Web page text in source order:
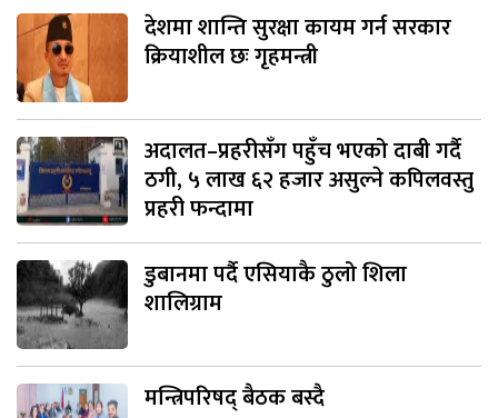
देशमा शान्ति सुरक्षा कायम गर्न सरकार
क्रियाशील छः गृहमन्त्री
अदालत–प्रहरीसँग पहुँच भएको दाबी गर्दै
ठगी, ५ लाख ६२ हजार असुल्ने कपिलवस्तु
प्रहरी फन्दामा
डुबानमा पर्दै एसियाकै ठुलो शिला
शालिग्राम
मन्त्रिपरिषद् बैठक बस्दै